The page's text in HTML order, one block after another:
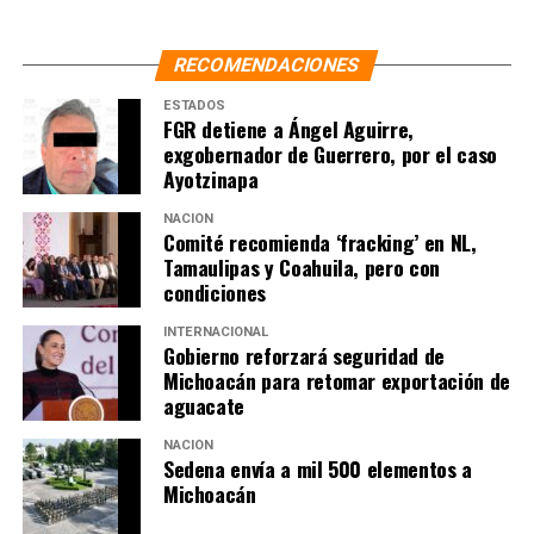
Nubank
RECOMENDACIONES
ESTADOS
FGR detiene a Ángel Aguirre,
exgobernador de Guerrero, por el caso
Ayotzinapa
NACIÓN
Comité recomienda ‘fracking’ en NL,
Tamaulipas y Coahuila, pero con
condiciones
INTERNACIONAL
Gobierno reforzará seguridad de
Michoacán para retomar exportación de
aguacate
NACIÓN
Sedena envía a mil 500 elementos a
Michoacán